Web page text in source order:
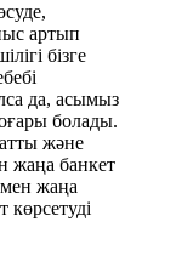
артып
бізге
да, асымыз
болады.
және
жаңа банкет
жаңа